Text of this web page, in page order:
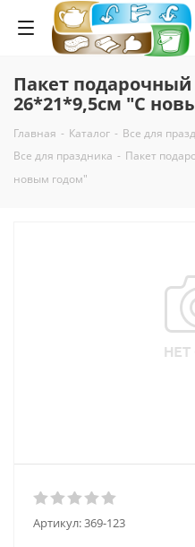
Пакет
26*21*9,5см "С
Главная - Каталог - Все для
Все для праздника - Пакет
новым годом"
Артикул:369-123